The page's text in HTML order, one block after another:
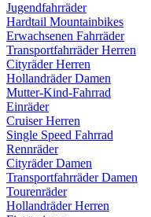
Jugendfahrräder
Hardtail Mountainbikes
Erwachsenen Fahrräder
Transportfahrräder Herren
Cityräder Herren
Hollandräder Damen
Mutter-Kind-Fahrrad
Einräder
Cruiser Herren
Single Speed Fahrrad
Rennräder
Cityräder Damen
Transportfahrräder Damen
Tourenräder
Hollandräder Herren